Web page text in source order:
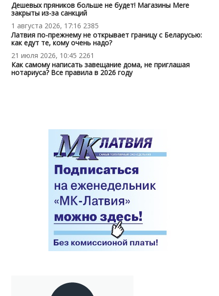
Дешевых пряников больше не будет! Магазины Mere
закрыты из-за санкций
1 августа 2026, 17:16 2385
Латвия по-прежнему не открывает границу с Беларусью:
как едут те, кому очень надо?
21 июля 2026, 10:45 2261
Как самому написать завещание дома, не приглашая
нотариуса? Все правила в 2026 году